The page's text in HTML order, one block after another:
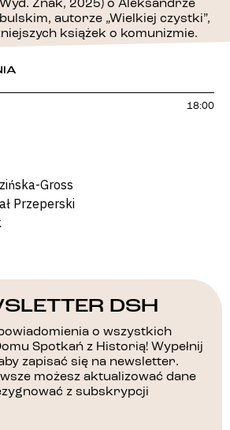
Znak, 2025) o Aleksandrze
autorze „Wielkiej czystki”,
książek o komunizmie.
18:00
Gross
Przeperski
DSH
o wszystkich
Spotkań z Historią! Wypełnij
zapisać się na newsletter.
możesz aktualizować dane
z subskrypcji